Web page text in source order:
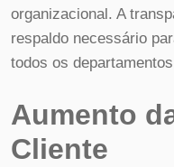
organizacional. A
respaldo necessário
todos os
Aumento
Cliente